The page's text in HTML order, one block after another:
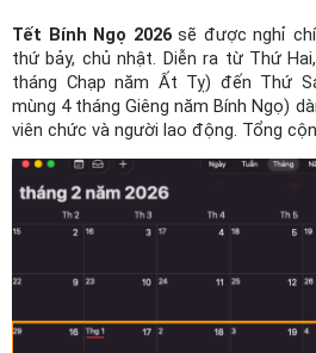
Tết Bính Ngọ 2026 sẽ được nghỉ
thứ bảy, chủ nhật. Diễn ra từ Thứ
tháng Chạp năm Ất Tỵ) đến Thứ
mùng 4 tháng Giêng năm Bính Ngọ)
viên chức và người lao động. Tổng